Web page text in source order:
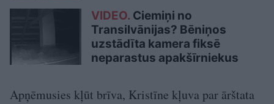
VIDEO. Ciemiņi no
Transilvānijas? Bēniņos
uzstādīta kamera fiksē
neparastus apakšīrniekus
Apņēmusies kļūt brīva, Kristīne kļuva par ārštata